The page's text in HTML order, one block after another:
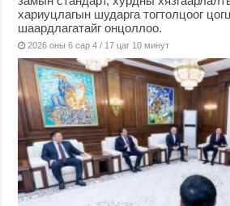
хариуцлагын шударга тогтолцоог
шаардлагатайг онцоллоо.
2026 оны 6 сар 4 / 17 цаг 10 минут